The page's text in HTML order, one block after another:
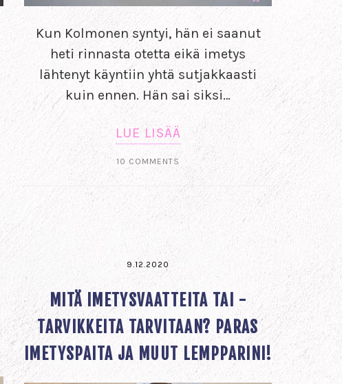
Kun Kolmonen syntyi, hän ei saanut
heti rinnasta otetta eikä imetys
lähtenyt käyntiin yhtä sutjakkaasti
kuin ennen. Hän sai siksi…
LUE LISÄÄ
10 COMMENTS
9.12.2020
MITÄ IMETYSVAATTEITA TAI -
TARVIKKEITA TARVITAAN? PARAS
IMETYSPAITA JA MUUT LEMPPARINI!